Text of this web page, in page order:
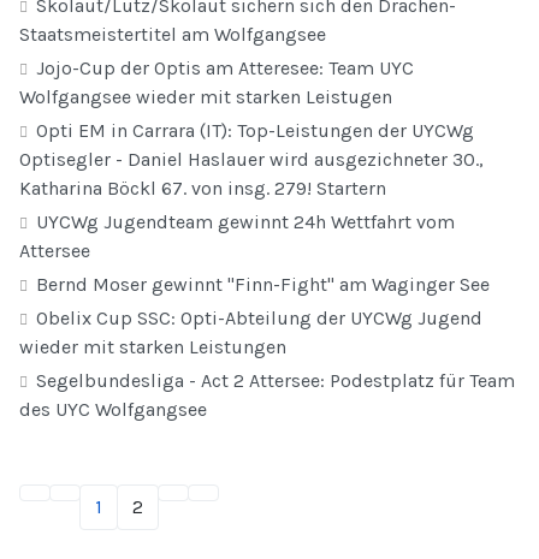
Skolaut/Lutz/Skolaut sichern sich den Drachen-
Staatsmeistertitel am Wolfgangsee
Jojo-Cup der Optis am Atteresee: Team UYC
Wolfgangsee wieder mit starken Leistugen
Opti EM in Carrara (IT): Top-Leistungen der UYCWg
Optisegler - Daniel Haslauer wird ausgezichneter 30.,
Katharina Böckl 67. von insg. 279! Startern
UYCWg Jugendteam gewinnt 24h Wettfahrt vom
Attersee
Bernd Moser gewinnt "Finn-Fight" am Waginger See
Obelix Cup SSC: Opti-Abteilung der UYCWg Jugend
wieder mit starken Leistungen
Segelbundesliga - Act 2 Attersee: Podestplatz für Team
des UYC Wolfgangsee
1 2